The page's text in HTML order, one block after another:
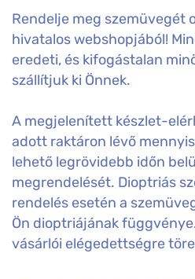
Rendelje meg szemüvegét
hivatalos webshopjából!
eredeti, és kifogástalan
szállítjuk ki Önnek.
A megjelenített készlet-
adott raktáron lévő
lehető legrövidebb időn
megrendelését. Dioptriás
rendelés esetén a
Ön dioptriájának
vásárlói elégedettségre